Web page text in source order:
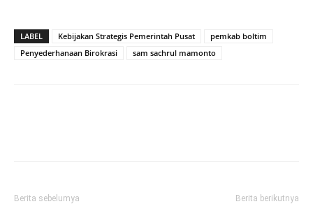
LABEL Kebijakan Strategis Pemerintah Pusat
pemkab boltim
Penyederhanaan Birokrasi
sam sachrul mamonto
Berita sebelumya Berita berikutnya